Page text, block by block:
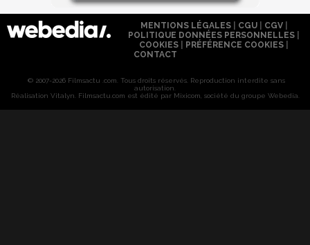
MENTIONS LÉGALES| CGU| CGV|
POLITIQUE DONNÉES PERSONNELLES
COOKIES
PRÉFÉRENCE COOKIES
CONTACT
© 2007-2026 Filmsactu .com. Tous droits réservés. Reproduction interdite sans
autorisation.
Réalisation Vitalyn . Filmsactu .com est édité par Mixicom, société du groupe Webedia.